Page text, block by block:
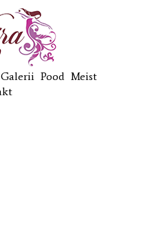
Galerii Pood Meist